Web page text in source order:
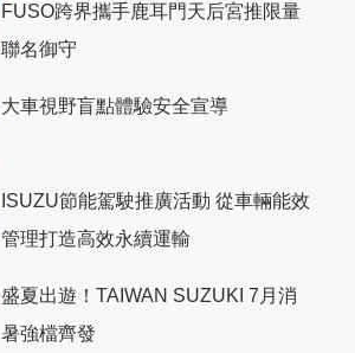
FUSO跨界攜手鹿耳門天后宮推限量
聯名御守
大車視野盲點體驗安全宣導
ISUZU節能駕駛推廣活動 從車輛能效
管理打造高效永續運輸
盛夏出遊！TAIWAN SUZUKI 7月消
暑強檔齊發